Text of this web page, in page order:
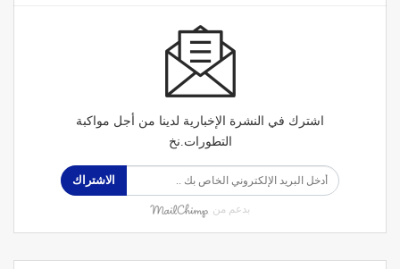
اشترك في النشرة الإخبارية لدينا من أجل مواكبة
التطورات.نخ
الاشتراك
بدعم من